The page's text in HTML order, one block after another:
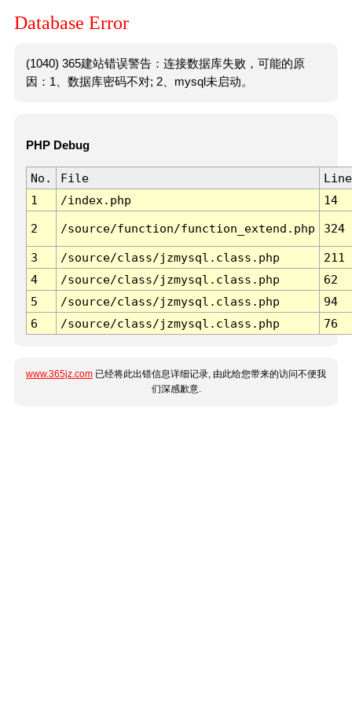
Database Error
(1040) 365建站错误警告：连接数据库失败，可能的原
因：1、数据库密码不对; 2、mysql未启动。
PHP Debug
No. File
Line
1
/index.php 14
2 /source/function/function_extend.php 324
3 /source/class/jzmysql.class.php
211
4
/source/class/jzmysql.class.php
62
5
/source/class/jzmysql.class.php
94
6
/source/class/jzmysql.class.php 76
www.365jz.com 已经将此出错信息详细记录, 由此给您带来的访问不便我
们深感歉意.